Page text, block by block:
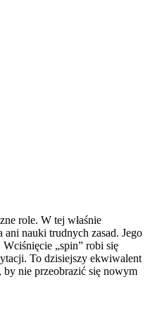
role. W tej właśnie
nauki trudnych zasad. Jego
„spin” robi się
To dzisiejszy ekwiwalent
nie przeobrazić się nowym